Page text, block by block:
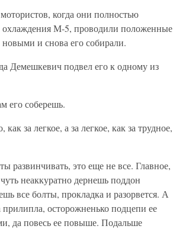
когда они полностью
охлаждения М-5, проводили положенные
и снова его собирали.
Демешкевич подвел его к одному из
его соберешь.
за легкое, а за легкое, как за трудное,
это еще не все. Главное,
неаккуратно дернешь поддон
все болты, прокладка и разорвется. А
прилипла, осторожненько подцепи ее
да повесь ее повыше. Подальше